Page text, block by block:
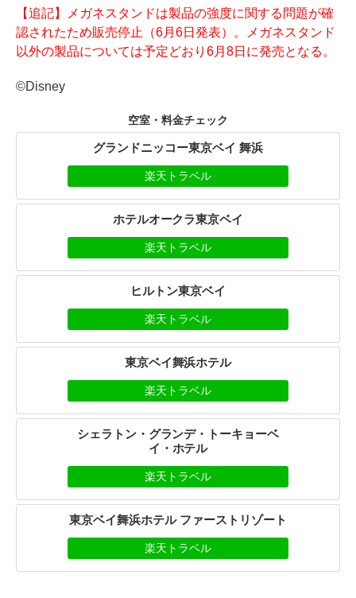
【追記】メガネスタンドは製品の強度に関する問題が確
認されたため販売停止（6月6日発表）。メガネスタンド
以外の製品については予定どおり6月8日に発売となる。
©Disney
空室・料金チェック
グランドニッコー東京ベイ 舞浜
楽天トラベル
ホテルオークラ東京ベイ
楽天トラベル
ヒルトン東京ベイ
楽天トラベル
東京ベイ舞浜ホテル
楽天トラベル
シェラトン・グランデ・トーキョーベ
イ・ホテル
楽天トラベル
東京ベイ舞浜ホテル ファーストリゾート
楽天トラベル